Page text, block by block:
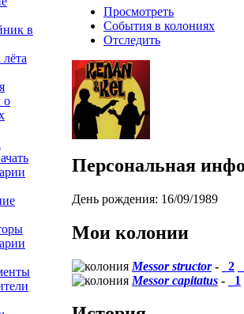
Просмотреть
События в колониях
Отследить
Персональная
День рождения: 16/09/1989
Мои колонии
Messor structor- _2
Messor capitatus - _1
в
о